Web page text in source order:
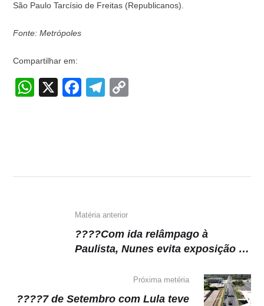
São Paulo Tarcísio de Freitas (Republicanos).
Fonte: Metrópoles
Compartilhar em:
W
p
X
F
o
k
T
m n
Matéria anterior
????Com ida relâmpago à
Paulista, Nunes evita exposição ao
Próxima metéria
????7 de Setembro com Lula teve